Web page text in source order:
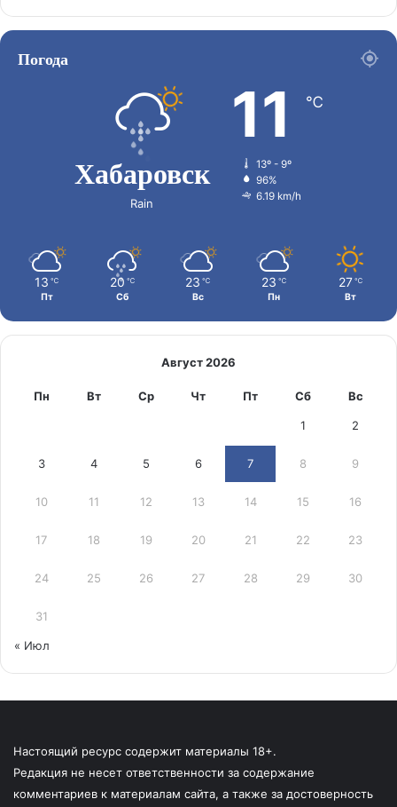
Погода
Хабаровск
Rain
11 ℃
13º - 9º
96%
6.19 km/h
13 ℃
Пт
20 ℃
Сб
23 ℃
Вс
23 ℃
Пн
27 ℃
Вт
Август 2026
Пн Вт Ср Чт Пт Сб Вс
1 2
3 4 5 6 7 8 9
10 11 12 13 14 15 16
17 18 19 20 21 22 23
24 25 26 27 28 29 30
31
« Июл
Настоящий ресурс содержит материалы 18+.
Редакция не несет ответственности за содержание
комментариев к материалам сайта, а также за достоверность